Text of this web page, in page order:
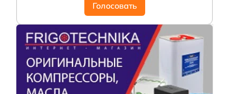
Голосовать